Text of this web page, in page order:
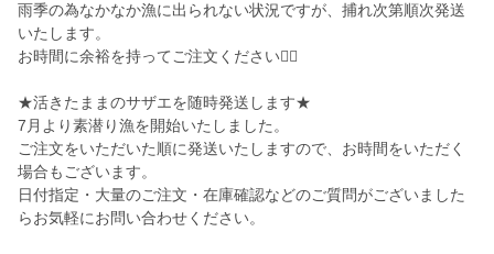
雨季の為なかなか漁に出られない状況ですが、捕れ次第順次発送
いたします。
お時間に余裕を持ってご注文ください🙇‍♀️
★活きたままのサザエを随時発送します★
7月より素潜り漁を開始いたしました。
ご注文をいただいた順に発送いたしますので、お時間をいただく
場合もございます。
日付指定・大量のご注文・在庫確認などのご質問がございました
らお気軽にお問い合わせください。